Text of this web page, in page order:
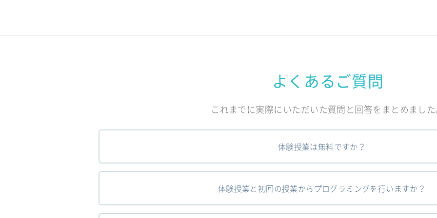
よくあるご質問
これまでに実際にいただいた質問と回答をまとめまし
体験授業は無料ですか？
体験授業と初回の授業からプログラミングを行いますか？